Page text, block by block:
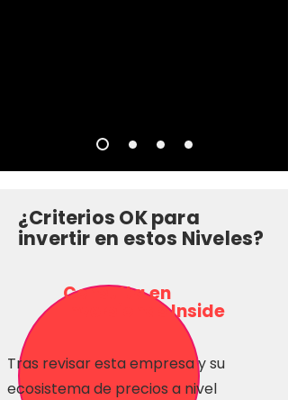
¿Criterios OK para
invertir en estos Niveles?
Consulta en
Inversionas Inside
Tras revisar esta empresa y su
ecosistema de precios a nivel